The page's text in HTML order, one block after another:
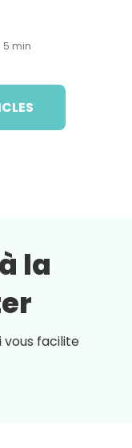
5 min
la
vous facilite